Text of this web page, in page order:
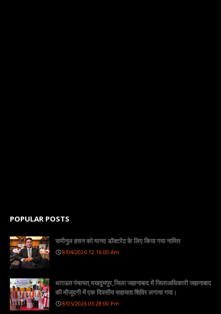
POPULAR POSTS
समीनुल हसन को मानद डॉक्टरेट के लिए किया गया नामित
8/04/2026 12:16:00 Am
धराऊत पंचायत,मखदुमपुर,जिला जहानाबाद में जिलाअधिकारी जहानाबाद
की मौजूदगी में एक दिवसीय सहायता शिविर लगाया गया।
8/05/2026 03:28:00 Pm